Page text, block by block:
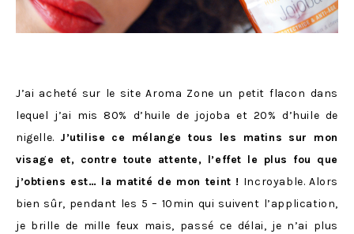
J’ai acheté sur le site Aroma Zone un petit flacon dans
lequel j’ai mis 80% d’huile de jojoba et 20% d’huile de
nigelle. J’utilise ce mélange tous les matins sur mon
visage et, contre toute attente, l’effet le plus fou que
j’obtiens est… la matité de mon teint ! Incroyable. Alors
bien sûr, pendant les 5 – 10min qui suivent l’application,
je brille de mille feux mais, passé ce délai, je n’ai plus